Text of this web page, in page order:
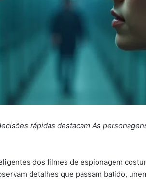
rápidas destacam As
dos filmes de espionagem
detalhes que passam batido,